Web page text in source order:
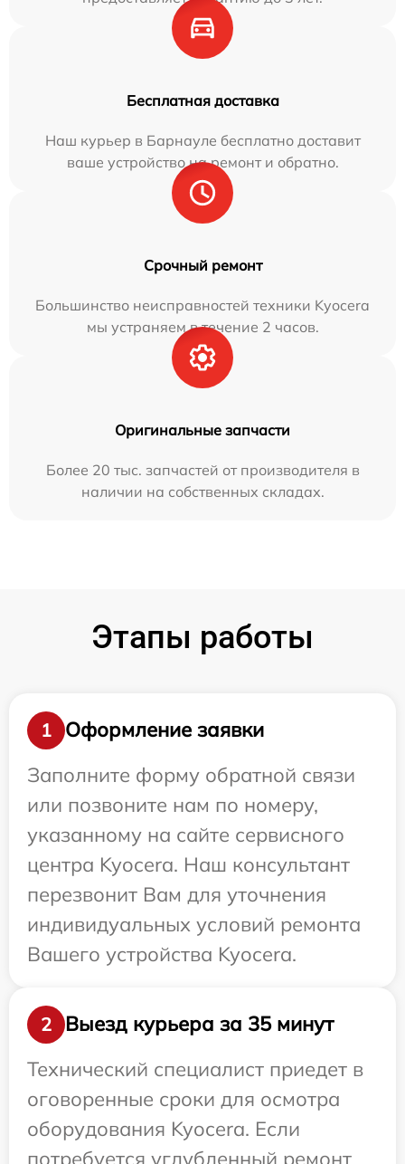
Бесплатная доставка
Наш курьер в Барнауле бесплатно доставит
ваше устройство на ремонт и обратно.
Срочный ремонт
Большинство неисправностей техники Kyocera
мы устраняем в течение 2 часов.
Оригинальные запчасти
Более 20 тыс. запчастей от производителя в
наличии на собственных складах.
Этапы работы
1
Оформление заявки
Заполните форму обратной связи
или позвоните нам по номеру,
указанному на сайте сервисного
центра Kyocera. Наш консультант
перезвонит Вам для уточнения
индивидуальных условий ремонта
Вашего устройства Kyocera.
2
Выезд курьера за 35 минут
Технический специалист приедет в
оговоренные сроки для осмотра
оборудования Kyocera. Если
потребуется углубленный ремонт